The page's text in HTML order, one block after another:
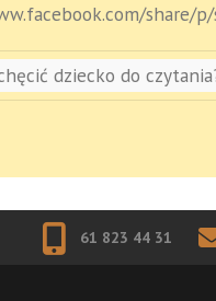
share/p/
dziecko do
61 823 44 31